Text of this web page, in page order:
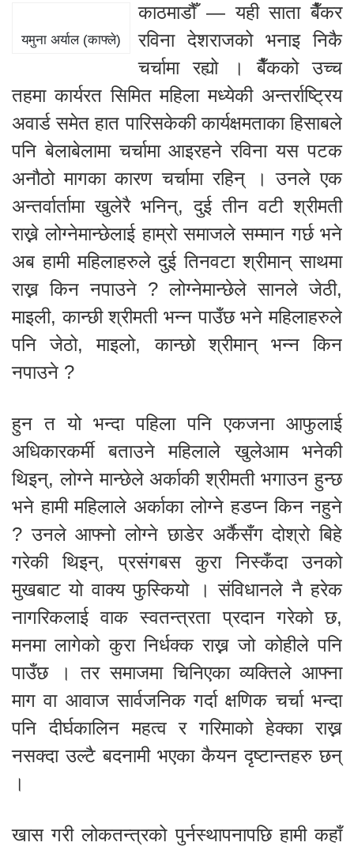
यमुना अर्याल (काफ्ले)
काठमाडौँ — यही साता बैँकर
रविना देशराजको भनाइ निकै
चर्चामा रह्यो । बैँकको उच्च
तहमा कार्यरत सिमित महिला मध्येकी अन्तर्राष्ट्रिय
अवार्ड समेत हात पारिसकेकी कार्यक्षमताका हिसाबले
पनि बेलाबेलामा चर्चामा आइरहने रविना यस पटक
अनौठो मागका कारण चर्चामा रहिन् । उनले एक
अन्तर्वार्तामा खुलेरै भनिन्, दुई तीन वटी श्रीमती
राख्ने लोग्नेमान्छेलाई हाम्रो समाजले सम्मान गर्छ भने
अब हामी महिलाहरुले दुई तिनवटा श्रीमान् साथमा
राख्न किन नपाउने ? लोग्नेमान्छेले सानले जेठी,
माइली, कान्छी श्रीमती भन्न पाउँछ भने महिलाहरुले
पनि जेठो, माइलो, कान्छो श्रीमान् भन्न किन
नपाउने ?
हुन त यो भन्दा पहिला पनि एकजना आफुलाई
अधिकारकर्मी बताउने महिलाले खुलेआम भनेकी
थिइन्, लोग्ने मान्छेले अर्काकी श्रीमती भगाउन हुन्छ
भने हामी महिलाले अर्काका लोग्ने हडप्न किन नहुने
? उनले आफ्नो लोग्ने छाडेर अर्कैसँग दोश्रो बिहे
गरेकी थिइन्, प्रसंगबस कुरा निस्कँदा उनको
मुखबाट यो वाक्य फुस्कियो । संविधानले नै हरेक
नागरिकलाई वाक स्वतन्त्रता प्रदान गरेको छ,
मनमा लागेको कुरा निर्धक्क राख्न जो कोहीले पनि
पाउँछ । तर समाजमा चिनिएका व्यक्तिले आफ्ना
माग वा आवाज सार्वजनिक गर्दा क्षणिक चर्चा भन्दा
पनि दीर्घकालिन महत्व र गरिमाको हेक्का राख्न
नसक्दा उल्टै बदनामी भएका कैयन दृष्टान्तहरु छन्
।
खास गरी लोकतन्त्रको पुर्नस्थापनापछि हामी कहाँ